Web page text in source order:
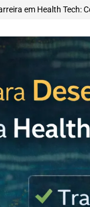
em Health Tech: Como a Vaga de Analista